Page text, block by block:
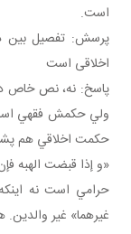
است.
پرسش: تفصيل بين
اخلاقی است
پاسخ: نه، نص خاص
ولي حکمش فقهي
حکمت اخلاقي هم
«و إذا قبضت الهبه
حرامي است نه
غيرهما» غير